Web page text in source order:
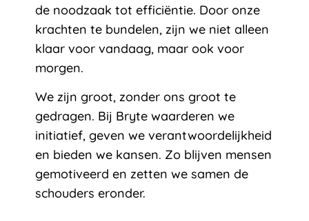
de noodzaak tot efficiëntie. Door onze
krachten te bundelen, zijn we niet alleen
klaar voor vandaag, maar ook voor
morgen.
We zijn groot, zonder ons groot te
gedragen. Bij Bryte waarderen we
initiatief, geven we verantwoordelijkheid
en bieden we kansen. Zo blijven mensen
gemotiveerd en zetten we samen de
schouders eronder.